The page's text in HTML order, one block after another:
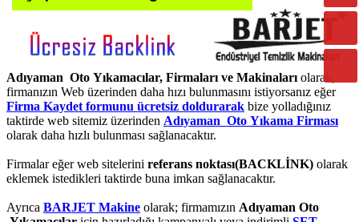
Adıyaman Oto Yıkamacılar, Firmaları ve Makinalarıolarak;
firmanızın Web üzerinden daha hızı bulunmasını istiyorsanız eğer
Firma Kaydet formunu ücretsiz doldurarak bize yolladığınız
taktirde web sitemiz üzerinden Adıyaman Oto Yıkama Firması
olarak daha hızlı bulunması sağlanacaktır.
Firmalar eğer web sitelerini referans noktası(BACKLİNK) olarak
eklemek istedikleri taktirde buna imkan sağlanacaktır.
Ayrıca BARJET Makine olarak; firmamızın Adıyaman Oto